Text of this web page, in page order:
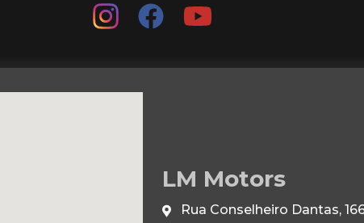
LM Motors
Rua Conselheiro Dantas,